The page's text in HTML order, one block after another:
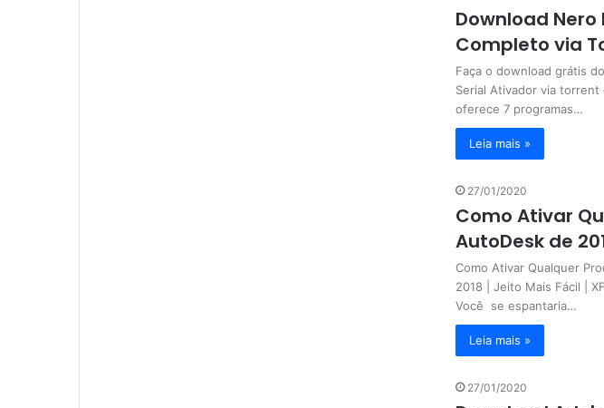
Download
Completo via
Faça o download grátis
Serial Ativador via
oferece 7 programas…
Leia mais »
27/01/2020
Como Ativar
AutoDesk de
Como Ativar Qualquer
2018 | Jeito Mais Fácil |
Você se espantaria…
Leia mais »
27/01/2020